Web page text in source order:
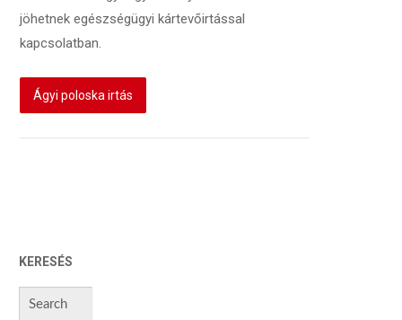
jöhetnek egészségügyi kártevőirtással
kapcsolatban.
Ágyi poloska irtás
KERESÉS